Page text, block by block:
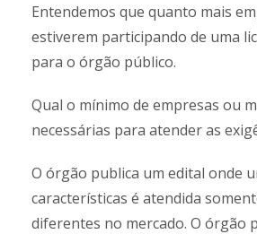
Entendemos que quanto mais
estiverem participando de uma
para o órgão público.
Qual o mínimo de empresas ou
necessárias para atender as
O órgão publica um edital onde
características é atendida
diferentes no mercado. O órgão